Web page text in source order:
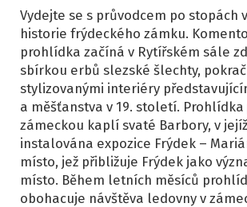
Vydejte se s průvodcem po stopách
historie frýdeckého zámku.
prohlídka začíná v Rytířském sále
sbírkou erbů slezské šlechty,
stylizovanými interiéry
a měšťanstva v 19. století.
zámeckou kaplí svaté Barbory, v
instalována expozice Frýdek –
místo, jež přibližuje Frýdek jako
místo. Během letních měsíců
obohacuje návštěva ledovny v